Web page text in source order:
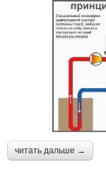
читать дальше →